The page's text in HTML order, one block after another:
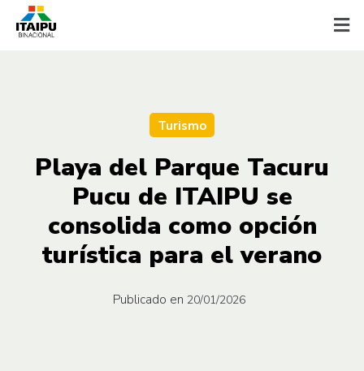
Turismo
Playa del Parque Tacuru
Pucu de ITAIPU se
consolida como opción
turística para el verano
Publicado en 20/01/2026